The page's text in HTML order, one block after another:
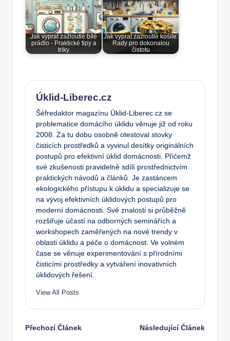
Jak vyprat zažloutlé bílé
prádlo - Praktické tipy a
triky
Jak vyprat zažloutlé košile:
Rady pro dokonalou
čistotu
Úklid-Liberec.cz
Šéfredaktor magazínu Úklid-Liberec.cz se
problematice domácího úklidu věnuje již od roku
2008. Za tu dobu osobně otestoval stovky
čisticích prostředků a vyvinul desítky originálních
postupů pro efektivní úklid domácnosti. Přičemž
své zkušenosti pravidelně sdílí prostřednictvím
praktických návodů a článků. Je zastáncem
ekologického přístupu k úklidu a specializuje se
na vývoj efektivních úklidových postupů pro
moderní domácnosti. Své znalosti si průběžně
rozšiřuje účastí na odborných seminářích a
workshopech zaměřených na nové trendy v
oblasti úklidu a péče o domácnost. Ve volném
čase se věnuje experimentování s přírodními
čisticími prostředky a vytváření inovativních
úklidových řešení.
View All Posts
Post
Přechozí Článek Následující Článek